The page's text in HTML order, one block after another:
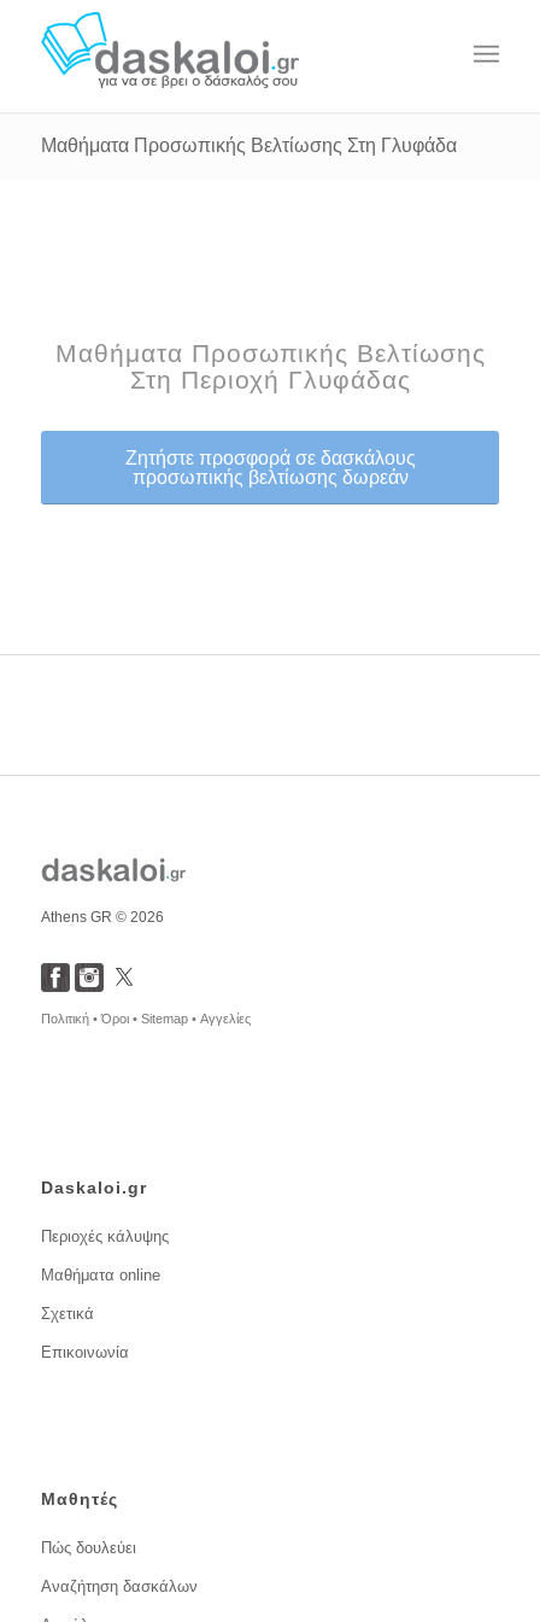
Μαθήματα Προσωπικής Βελτίωσης Στη Γλυφάδα
Μαθήματα Προσωπικής Βελτίωσης
Στη Περιοχή Γλυφάδας
Ζητήστε προσφορά σε δασκάλους
προσωπικής βελτίωσης δωρεάν
Athens GR © 2026
Πολιτική •Όροι • Sitemap • Αγγελίες
Daskaloi.gr
Περιοχές κάλυψης
Μαθήματα online
Σχετικά
Επικοινωνία
Μαθητές
Πώς δουλεύει
Αναζήτηση δασκάλων